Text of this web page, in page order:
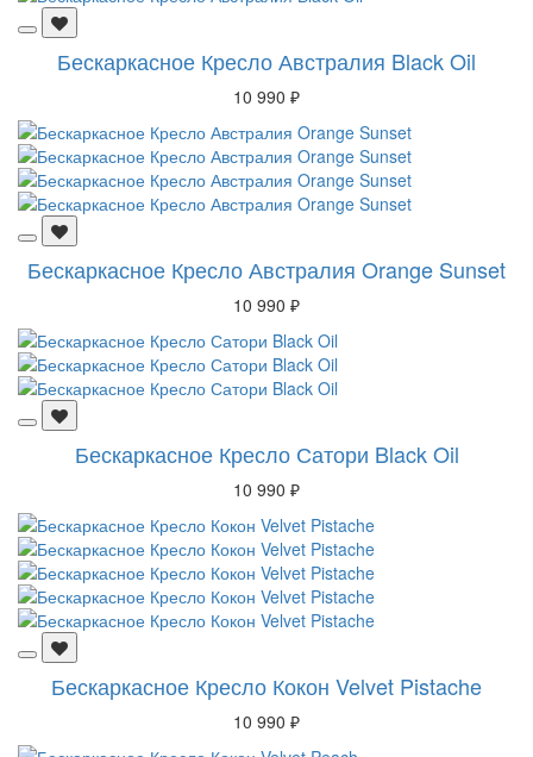
Бескаркасное Кресло Австралия Black Oil
10 990 ₽
Бескаркасное Кресло Австралия Orange Sunset
10 990 ₽
Бескаркасное Кресло Сатори Black Oil
10 990 ₽
Бескаркасное Кресло Кокон Velvet Pistache
10 990 ₽